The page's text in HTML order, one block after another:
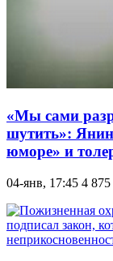
«Мы сами
шутить»:
юморе» и
04-янв, 17:45 4 875